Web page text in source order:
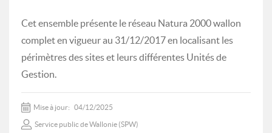
Cet ensemble présente le réseau Natura 2000 wallon
complet en vigueur au 31/12/2017 en localisant les
périmètres des sites et leurs différentes Unités de
Gestion.
Mise à jour: 04/12/2025
Service public de Wallonie (SPW)